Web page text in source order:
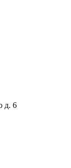
д. 6